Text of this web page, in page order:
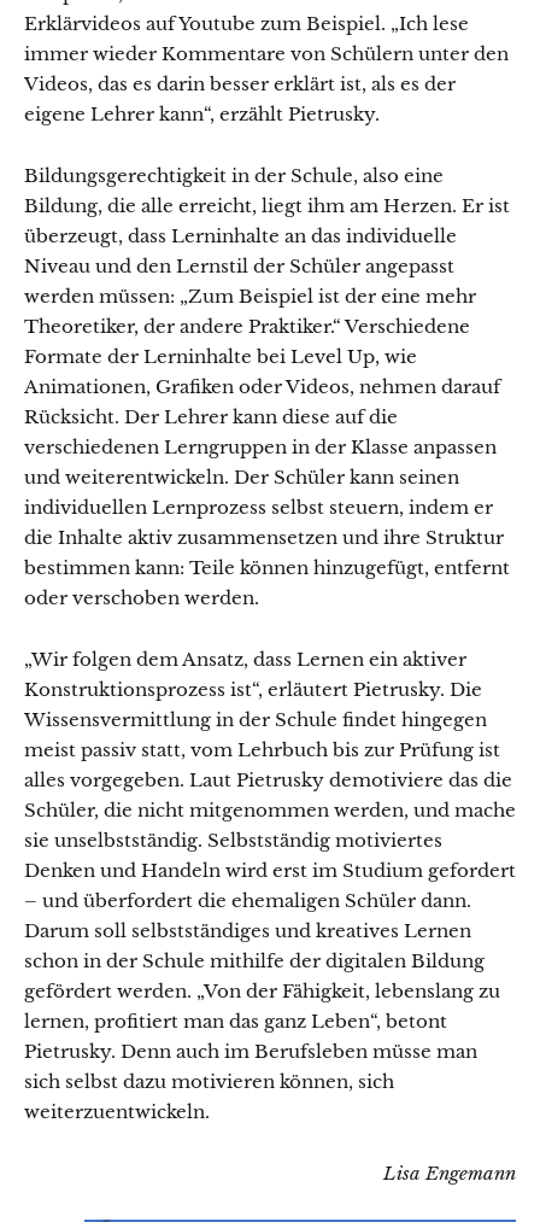
Erklärvideos auf Youtube zum Beispiel. „Ich lese
immer wieder Kommentare von Schülern unter den
Videos, das es darin besser erklärt ist, als es der
eigene Lehrer kann“, erzählt Pietrusky.
Bildungsgerechtigkeit in der Schule, also eine
Bildung, die alle erreicht, liegt ihm am Herzen. Er ist
überzeugt, dass Lerninhalte an das individuelle
Niveau und den Lernstil der Schüler angepasst
werden müssen: „Zum Beispiel ist der eine mehr
Theoretiker, der andere Praktiker.“ Verschiedene
Formate der Lerninhalte bei Level Up, wie
Animationen, Grafiken oder Videos, nehmen darauf
Rücksicht. Der Lehrer kann diese auf die
verschiedenen Lerngruppen in der Klasse anpassen
und weiterentwickeln. Der Schüler kann seinen
individuellen Lernprozess selbst steuern, indem er
die Inhalte aktiv zusammensetzen und ihre Struktur
bestimmen kann: Teile können hinzugefügt, entfernt
oder verschoben werden.
„Wir folgen dem Ansatz, dass Lernen ein aktiver
Konstruktionsprozess ist“, erläutert Pietrusky. Die
Wissensvermittlung in der Schule findet hingegen
meist passiv statt, vom Lehrbuch bis zur Prüfung ist
alles vorgegeben. Laut Pietrusky demotiviere das die
Schüler, die nicht mitgenommen werden, und mache
sie unselbstständig. Selbstständig motiviertes
Denken und Handeln wird erst im Studium gefordert
– und überfordert die ehemaligen Schüler dann.
Darum soll selbstständiges und kreatives Lernen
schon in der Schule mithilfe der digitalen Bildung
gefördert werden. „Von der Fähigkeit, lebenslang zu
lernen, profitiert man das ganz Leben“, betont
Pietrusky. Denn auch im Berufsleben müsse man
sich selbst dazu motivieren können, sich
weiterzuentwickeln.
Lisa Engemann